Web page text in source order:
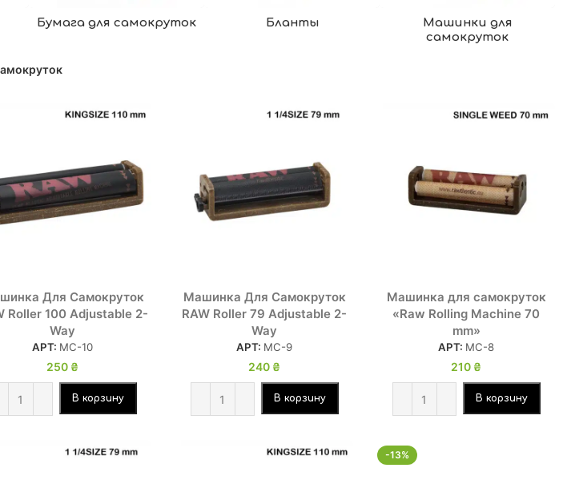
Бумага для самокруток Бланты
Машинки для
самокруток
Для Самокруток
Roller 100 Adjustable 2-
Way
АРТ: МС-10
250 ₴
В корзину
Машинка Для Самокруток
RAW Roller 79 Adjustable 2-
Way
АРТ: МС-9
240 ₴
В корзину
Машинка для самокруток
«Raw Rolling Machine 70
mm»
АРТ: МС-8
210 ₴
В корзину
-13%